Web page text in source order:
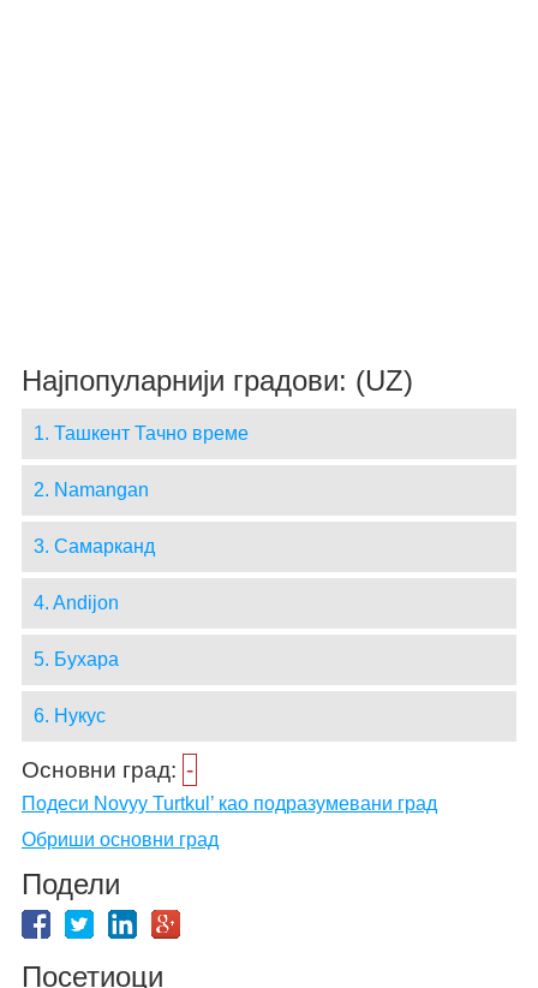
Најпопуларнији градови: (UZ)
1. Ташкент Тачно време
2. Namangan
3. Самарканд
4. Andijon
5. Бухара
6. Нукус
Основни град: -
Подеси Novyy Turtkul’ као подразумевани град
Обриши основни град
Подели
Посетиоци